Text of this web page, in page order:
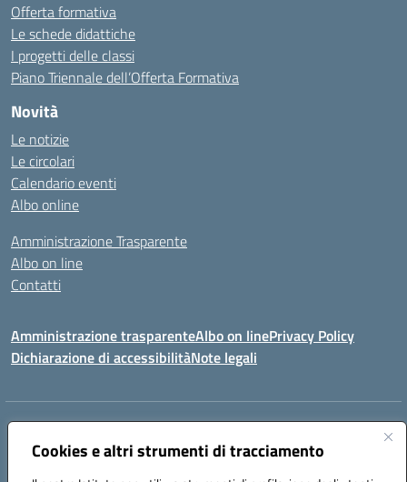
Cookies e altri strumenti di tracciamento
Offerta formativa
Le schede didattiche
I progetti delle classi
Piano Triennale dell’Offerta Formativa
Novità
Le notizie
Le circolari
Calendario eventi
Albo online
Amministrazione Trasparente
Albo on line
Contatti
Amministrazione trasparenteAlbo on linePrivacy Policy
Dichiarazione di accessibilitàNote legali
Indirizzo:
Centralino:078170786 Email:caic875002@istruzione.it